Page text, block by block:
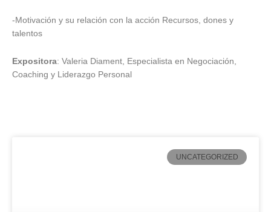
-Motivación y su relación con la acción Recursos, dones y
talentos
Expositora: Valeria Diament, Especialista en Negociación,
Coaching y Liderazgo Personal
UNCATEGORIZED